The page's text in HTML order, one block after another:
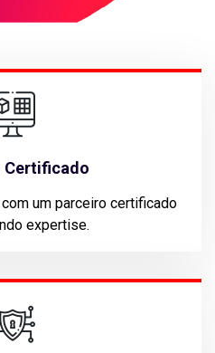
Certificado
um parceiro certificado
expertise.